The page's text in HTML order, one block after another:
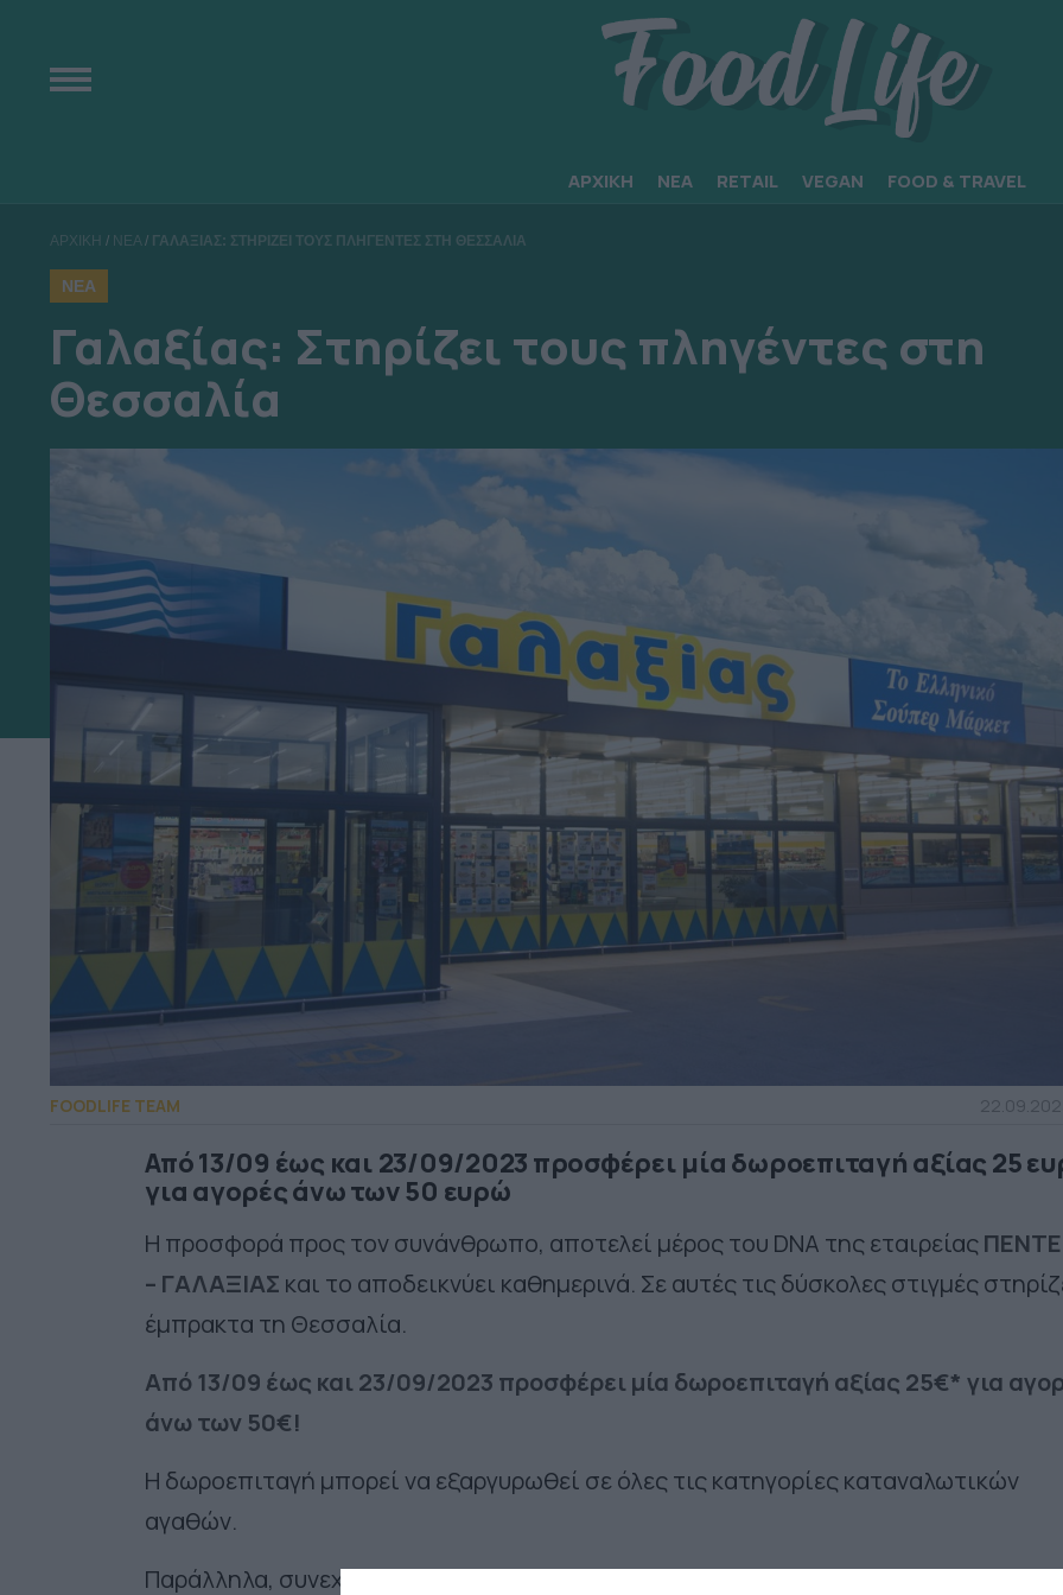
ΑΡΧΙΚΗ ΝΕΑ RETAIL VEGAN FOOD & TRAVEL
ΑΡΧΙΚΗ / ΝΕΑ/ ΓΑΛΑΞΙΑΣ: ΣΤΗΡΙΖΕΙ ΤΟΥΣ ΠΛΗΓΕΝΤΕΣ ΣΤΗ ΘΕΣΣΑΛΙΑ
ΝΕΑ
Γαλαξίας: Στηρίζει τους πληγέντες στη
Θεσσαλία
FOODLIFE TEAM
Από 13/09 έως και 23/09/2023 προσφέρει μία δωροεπιταγή αξίας 25
για αγορές άνω των 50 ευρώ
Η προσφορά προς τον συνάνθρωπο, αποτελεί μέρος του DNA της εταιρείας
– ΓΑΛΑΞΙΑΣ και το αποδεικνύει καθημερινά. Σε αυτές τις δύσκολες στιγμές
έμπρακτα τη Θεσσαλία.
Από 13/09 έως και 23/09/2023 προσφέρει μία δωροεπιταγή αξίας 25€* για
άνω των 50€!
Η δωροεπιταγή μπορεί να εξαργυρωθεί σε όλες τις κατηγορίες καταναλωτικών
αγαθών.
Παράλληλα, συνεχίζει να προσφέρειδωρεάν εμφιαλωμένα νερά και είδη πρώτης